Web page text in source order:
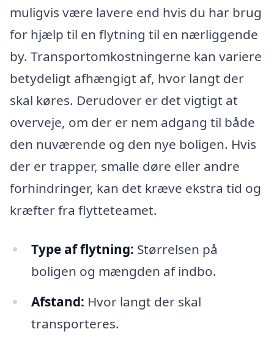
muligvis være lavere end hvis du har brug
for hjælp til en flytning til en nærliggende
by. Transportomkostningerne kan variere
betydeligt afhængigt af, hvor langt der
skal køres. Derudover er det vigtigt at
overveje, om der er nem adgang til både
den nuværende og den nye boligen. Hvis
der er trapper, smalle døre eller andre
forhindringer, kan det kræve ekstra tid og
kræfter fra flytteteamet.
Type af flytning: Størrelsen på
boligen og mængden af indbo.
Afstand: Hvor langt der skal
transporteres.